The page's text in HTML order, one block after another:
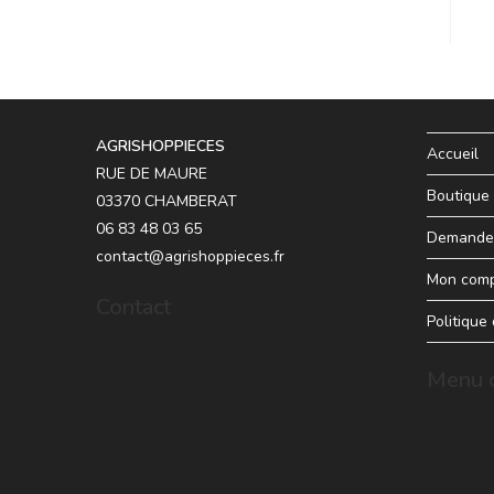
AGRISHOPPIECES
RUE DE MAURE
03370 CHAMBERAT
06 83 48 03 65
contact@agrishoppieces.fr
Accueil
Boutique
Mon
Politique